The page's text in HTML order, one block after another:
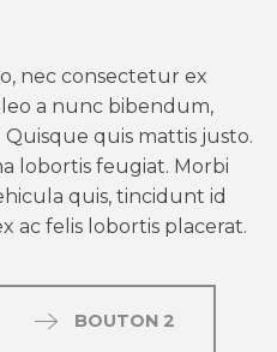
nec consectetur ex
a nunc bibendum,
quis mattis justo.
lobortis feugiat. Morbi
quis, tincidunt id
ac felis lobortis placerat.
BOUTON 2